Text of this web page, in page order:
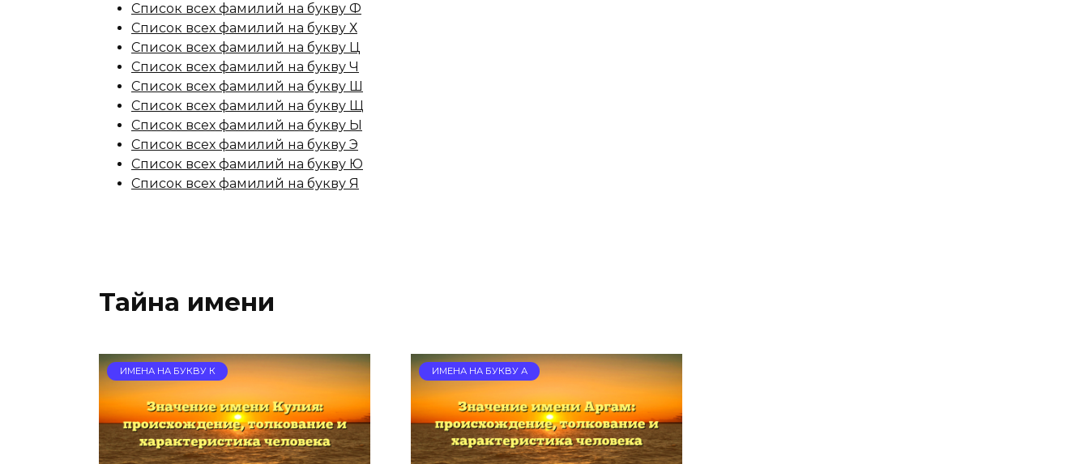
Список всех фамилий на букву Ф
Список всех фамилий на букву Х
Список всех фамилий на букву Ц
Список всех фамилий на букву Ч
Список всех фамилий на букву Ш
Список всех фамилий на букву Щ
Список всех фамилий на букву Ы
Список всех фамилий на букву Э
Список всех фамилий на букву Ю
Список всех фамилий на букву Я
Тайна имени
ИМЕНА НА БУКВУ К ИМЕНА НА БУКВУ А